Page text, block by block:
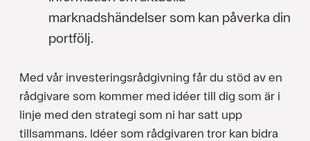
marknadshändelser som kan påverka din
portfölj.
Med vår investeringsrådgivning får du stöd av en
rådgivare som kommer med idéer till dig som är i
linje med den strategi som ni har satt upp
tillsammans. Idéer som rådgivaren tror kan bidra